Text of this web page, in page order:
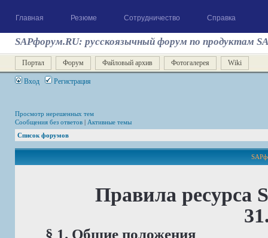
Главная Резюме Сотрудничество Справка
SAPфорум.RU: русскоязычный форум по продуктам
Портал Форум Файловый архив Фотогалерея Wiki
Вход Регистрация
Просмотр нерешенных тем
Сообщения без ответов | Активные темы
Список форумов
Правила ресурса
§ 1. Общие положения